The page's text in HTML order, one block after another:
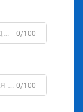
0/100
0/100